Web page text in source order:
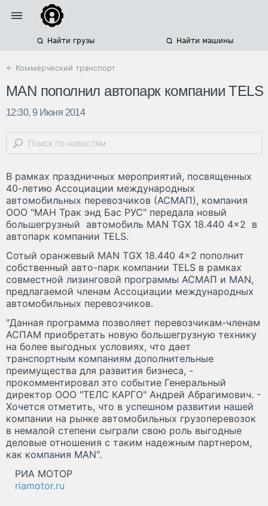
Найти грузы Найти машины
← Коммерческий транспорт
MAN пополнил автопарк компании TELS
12:30, 9 Июня 2014
В рамках праздничных мероприятий, посвященных
40-летию Ассоциации международных
автомобильных перевозчиков (АСМАП), компания
ООО "МАН Трак энд Бас РУС" передала новый
большегрузный автомобиль MAN TGX 18.440 4x2 в
автопарк компании TELS.
Сотый оранжевый MAN TGX 18.440 4x2 пополнит
собственный авто-парк компании TELS в рамках
совместной лизинговой программы АСМАП и MAN,
предлагаемой членам Ассоциации международных
автомобильных перевозчиков.
"Данная программа позволяет перевозчикам-членам
АСПАМ приобретать новую большегрузную технику
на более выгодных условиях, что дает
транспортным компаниям дополнительные
преимущества для развития бизнеса, -
прокомментировал это событие Генеральный
директор ООО "ТЕЛС КАРГО" Андрей Абрагимович. -
Хочется отметить, что в успешном развитии нашей
компании на рынке автомобильных грузоперевозок
в немалой степени сыграли свою роль выгодные
деловые отношения с таким надежным партнером,
как компания MAN".
РИА МОТОР
riamotor.ru